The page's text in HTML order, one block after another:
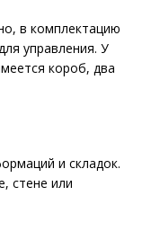
в комплектацию
управления. У
короб, два
и складок.
стене или